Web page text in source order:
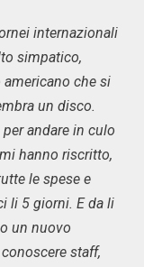
internazionali
simpatico,
che si
un disco.
andare in culo
hanno riscritto,
le spese e
li 5 giorni. E da li
un nuovo
staff,